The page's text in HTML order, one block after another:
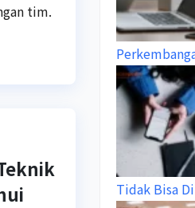
tim.
Tidak Bisa